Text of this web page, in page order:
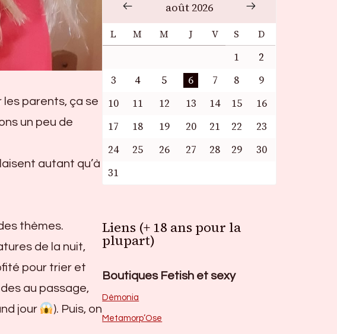
les parents, ça se
un peu de
autant qu’à
thèmes.
de la nuit,
pour trier et
au passage,
jour
). Puis, on
août 2026
L M M J V S D
1
2
3
4 5 6 7 8
9
10
11 12 13 14 15
16
17
18 19 20 21 22
23
24
25 26 27 28 29
30
31
Liens (+ 18 ans pour la
plupart)
Boutiques Fetish et sexy
Dèmonia
Metamorp’Ose